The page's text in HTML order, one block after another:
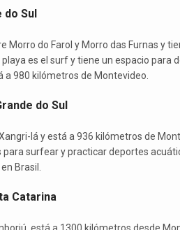
do Sul
Morro do Farol y Morro das Furnas y
es el surf y tiene un espacio para
a 980 kilómetros de Montevideo.
do Sul
lá y está a 936 kilómetros de
para surfear y practicar deportes
Brasil.
Catarina